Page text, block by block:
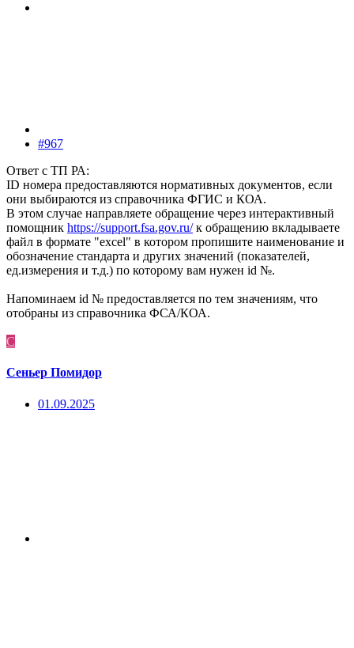
#967
Ответ с ТП РА:
ID номера предоставляются нормативных документов, если
они выбираются из справочника ФГИС и КОА.
В этом случае направляете обращение через интерактивный
помощник https://support.fsa.gov.ru/к обращению вкладываете
файл в формате "excel" в котором пропишите наименование и
обозначение стандарта и других значений (показателей,
ед.измерения и т.д.) по которому вам нужен id №.
Напоминаем id № предоставляется по тем значениям, что
отобраны из справочника ФСА/КОА.
С
Сеньер Помидор
01.09.2025